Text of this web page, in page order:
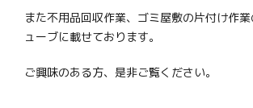
また不用品回収作業、ゴミ屋敷の片付け作
ューブに載せております。
ご興味のある方、是非ご覧ください。